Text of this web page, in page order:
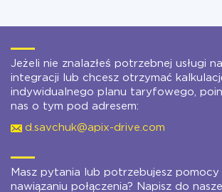
Jeżeli nie znalazłeś potrzebnej usługi
integracji lub chcesz otrzymać
indywidualnego planu taryfowego,
nas o tym pod adresem:
d.savchuk@apix-drive.com
Masz pytania lub potrzebujesz pomocy
nawiązaniu połączenia? Napisz do